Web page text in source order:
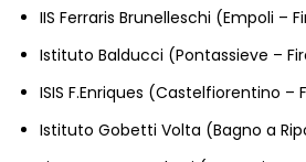
IIS Ferraris Brunelleschi (Empoli –
Istituto Balducci (Pontassieve –
ISIS F.Enriques (Castelfiorentino –
Istituto Gobetti Volta (Bagno a